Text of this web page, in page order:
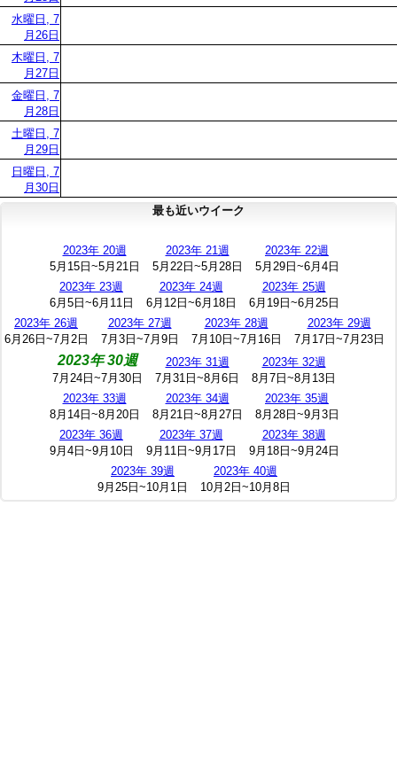
水曜日, 7
月26日
木曜日, 7
月27日
金曜日, 7
月28日
土曜日, 7
月29日
日曜日, 7
月30日
最も近いウイーク
2023年 20週
5月15日~5月21日
2023年 21週
5月22日~5月28日
2023年 22週
5月29日~6月4日
2023年 23週
6月5日~6月11日
2023年 24週
6月12日~6月18日
2023年 25週
6月19日~6月25日
2023年 26週
6月26日~7月2日
2023年 27週
7月3日~7月9日
2023年 28週
7月10日~7月16日
2023年 29週
7月17日~7月23日
2023年 30週
7月24日~7月30日
2023年 31週
7月31日~8月6日
2023年 32週
8月7日~8月13日
2023年 33週
8月14日~8月20日
2023年 34週
8月21日~8月27日
2023年 35週
8月28日~9月3日
2023年 36週
9月4日~9月10日
2023年 37週
9月11日~9月17日
2023年 38週
9月18日~9月24日
2023年 39週
9月25日~10月1日
2023年 40週
10月2日~10月8日